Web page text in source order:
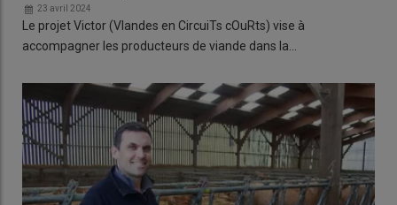
23 avril 2024
Le projet Victor (VIandes en CircuiTs cOuRts) vise à
accompagner les producteurs de viande dans la…